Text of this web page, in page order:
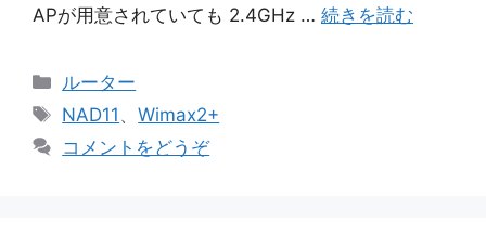
APが用意されていても 2.4GHz … 続きを読む
カ
テ
リ
ルーター
タ
NAD11 、Wimax2+
コメントをどうぞ